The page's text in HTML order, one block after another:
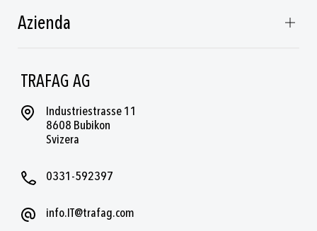
TRAFAG AG
Industriestrasse 11
8608 Bubikon
Svizera
0331-592397
info.IT@trafag.com
Azienda